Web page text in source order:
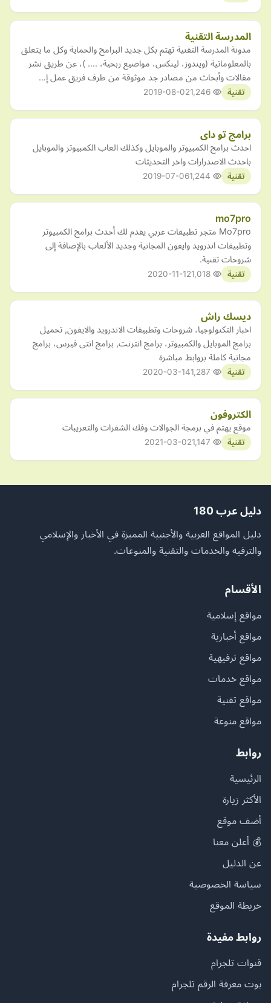
المدرسة التقنية
مدونة المدرسة التقنية تهتم بكل جديد البرامج والحماية وكل ما يتعلق
بالمعلوماتية (ويندوز، لينكس، مواضيع ربحية، .... )، عن طريق نشر
مقالات وأبحاث من مصادر جد موثوقة من طرف فريق عمل إ…
تقنية 2019-08-02
برامج تو داى
احدث برامج الكمبيوتر والموبايل وكذلك العاب الكمبيوتر والموبايل
باحدث الاصدرارات واخر التحديثات
تقنية 2019-07-06
mo7pro
Mo7pro متجر تطبيقات عربي يقدم لك أحدث برامج الكمبيوتر
وتطبيقات اندرويد وايفون المجانية وجديد الألعاب بالإضافة إلى
شروحات تقنية.
تقنية 2020-11-12
ديسك راش
اخبار التكنولوجيا، شروحات وتطبيقات الاندرويد والايفون, تحميل
برامج الموبايل والكمبيوتر، برامج انترنت, برامج انتى فيرس، برامج
مجانية كاملة بروابط مباشرة
تقنية 2020-03-14
الكتروفون
موقع يهتم في برمجة الجوالات وفك الشفرات والتعريبات
تقنية 2021-03-02
دليل عرب 180
دليل المواقع العربية والأجنبية المميزة في الأخبار والإسلامي
والترفيه والخدمات والتقنية والمنوعات.
الأقسام
مواقع إسلامية
مواقع أخبارية
مواقع ترفيهية
مواقع خدمات
مواقع تقنية
مواقع منوعة
روابط
الرئيسية
الأكثر زيارة
أضف موقع
💰 أعلن معنا
عن الدليل
سياسة الخصوصية
خريطة الموقع
روابط مفيدة
قنوات تلجرام
بوت معرفة الرقم تلجرام